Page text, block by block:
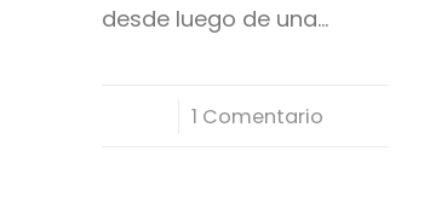
desde luego de una…
1 Comentario